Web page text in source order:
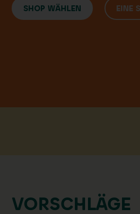
SHOP WÄHLEN EINE
VORSCHLÄGE